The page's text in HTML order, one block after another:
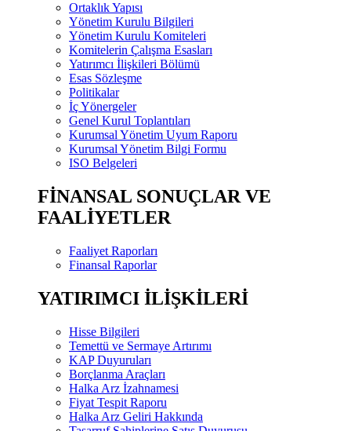
Ortaklık Yapısı
Yönetim Kurulu Bilgileri
Yönetim Kurulu Komiteleri
Komitelerin Çalışma Esasları
Yatırımcı İlişkileri Bölümü
Esas Sözleşme
Politikalar
İç Yönergeler
Genel Kurul Toplantıları
Kurumsal Yönetim Uyum Raporu
Kurumsal Yönetim Bilgi Formu
ISO Belgeleri
FİNANSAL SONUÇLAR VE
FAALİYETLER
Faaliyet Raporları
Finansal Raporlar
YATIRIMCI İLİŞKİLERİ
Hisse Bilgileri
Temettü ve Sermaye Artırımı
KAP Duyuruları
Borçlanma Araçları
Halka Arz İzahnamesi
Fiyat Tespit Raporu
Halka Arz Geliri Hakkında